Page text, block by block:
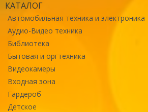
КАТАЛОГ
Автомобильная техника и электроника
Аудио-Видео техника
Библиотека
Бытовая и оргтехника
Видеокамеры
Входная зона
Гардероб
Детское